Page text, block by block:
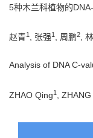
5种木兰科植物的
赵青1 , 张强1 , 周鹏2,
Analysis of DNA C-
ZHAO Qing1 ,